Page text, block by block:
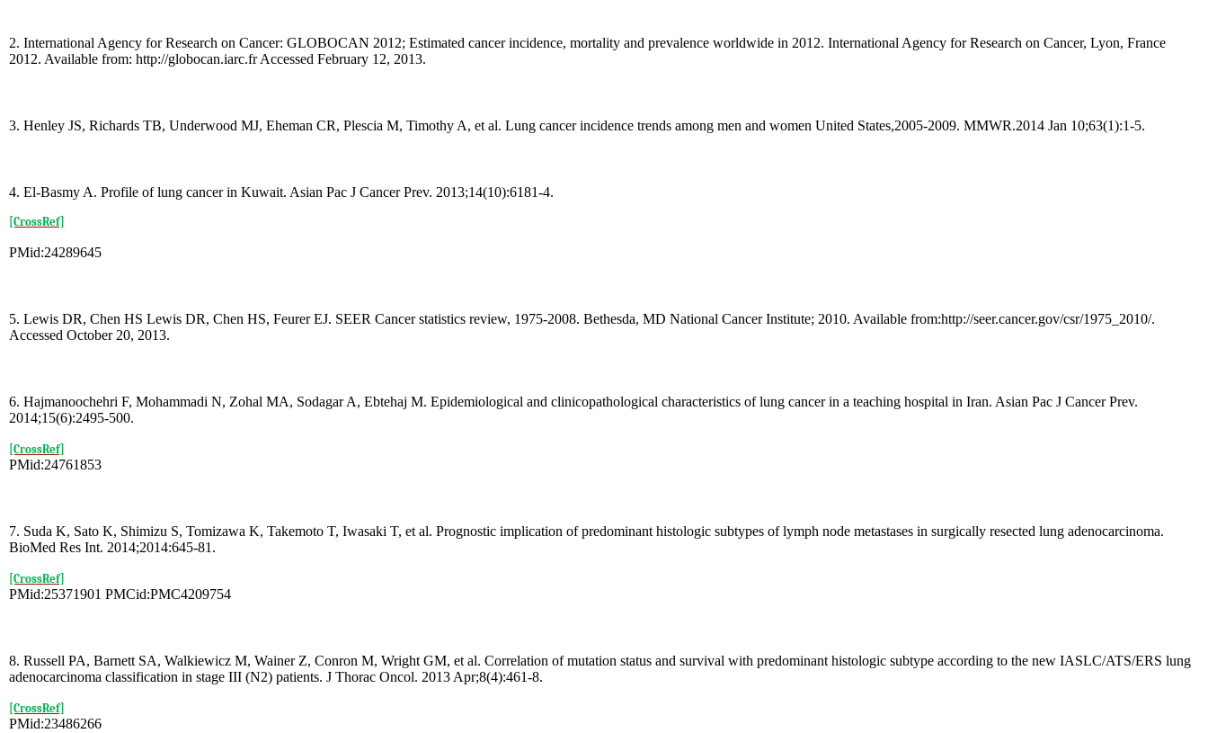
2. International Agency for Research on Cancer: GLOBOCAN 2012; Estimated cancer incidence, mortality and prevalence worldwide in 2012. International Agency for Research on Cancer, Lyon, France
2012. Available from: http://globocan.iarc.fr Accessed February 12, 2013.
3. Henley JS, Richards TB, Underwood MJ, Eheman CR, Plescia M, Timothy A, et al. Lung cancer incidence trends among men and women United States,2005-2009. MMWR.2014 Jan 10;63(1):1-5.
4. El-Basmy A. Profile of lung cancer in Kuwait. Asian Pac J Cancer Prev. 2013;14(10):6181-4.
[CrossRef]
PMid:24289645
5. Lewis DR, Chen HS Lewis DR, Chen HS, Feurer EJ. SEER Cancer statistics review, 1975-2008. Bethesda, MD National Cancer Institute; 2010. Available from:http://seer.cancer.gov/csr/1975_2010/.
Accessed October 20, 2013.
6. Hajmanoochehri F, Mohammadi N, Zohal MA, Sodagar A, Ebtehaj M. Epidemiological and clinicopathological characteristics of lung cancer in a teaching hospital in Iran. Asian Pac J Cancer Prev.
2014;15(6):2495-500.
[CrossRef]
PMid:24761853
7. Suda K, Sato K, Shimizu S, Tomizawa K, Takemoto T, Iwasaki T, et al. Prognostic implication of predominant histologic subtypes of lymph node metastases in surgically resected lung adenocarcinoma.
BioMed Res Int. 2014;2014:645-81.
[CrossRef]
PMid:25371901 PMCid:PMC4209754
8. Russell PA, Barnett SA, Walkiewicz M, Wainer Z, Conron M, Wright GM, et al. Correlation of mutation status and survival with predominant histologic subtype according to the new IASLC/ATS/ERS lung
adenocarcinoma classification in stage III (N2) patients. J Thorac Oncol. 2013 Apr;8(4):461-8.
[CrossRef]
PMid:23486266